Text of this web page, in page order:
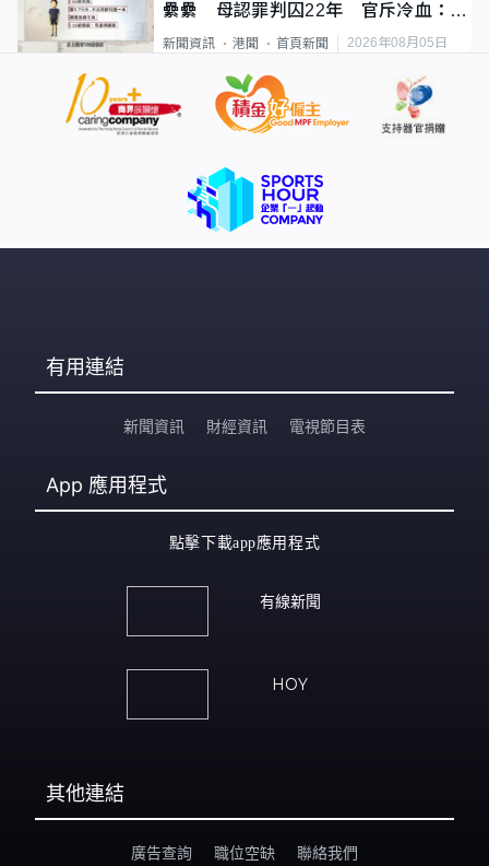
纍纍 母認罪判囚22年 官斥冷血：同
類案最惡劣
新聞資訊 港聞 首頁新聞 2026年08月05日
有用連結
新聞資訊 財經資訊 電視節目表
App 應用程式
點擊下載app應用程式
有線新聞
HOY
其他連結
廣告查詢 職位空缺 聯絡我們